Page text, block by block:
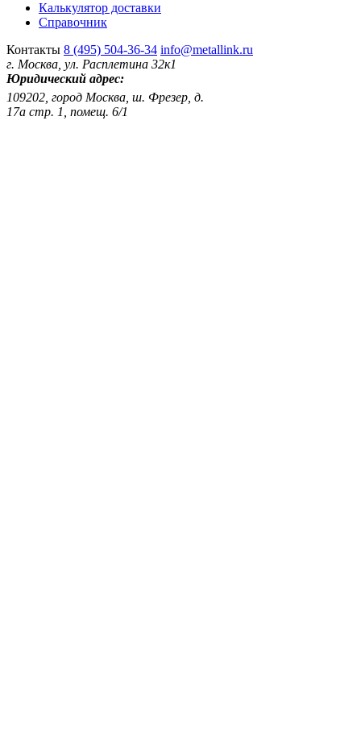
Калькулятор доставки
Справочник
Контакты 8 (495) 504-36-34 info@metallink.ru
г. Москва, ул. Расплетина 32к1
Юридический адрес:
109202, город Москва, ш. Фрезер, д.
17а стр. 1, помещ. 6/1